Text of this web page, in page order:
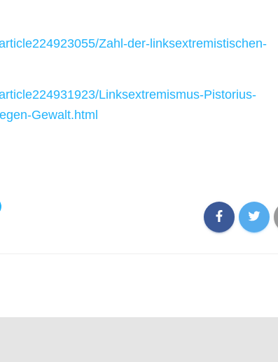
Zahl-der-linksextremistischen-
Linksextremismus-Pistorius-
Gewalt.html